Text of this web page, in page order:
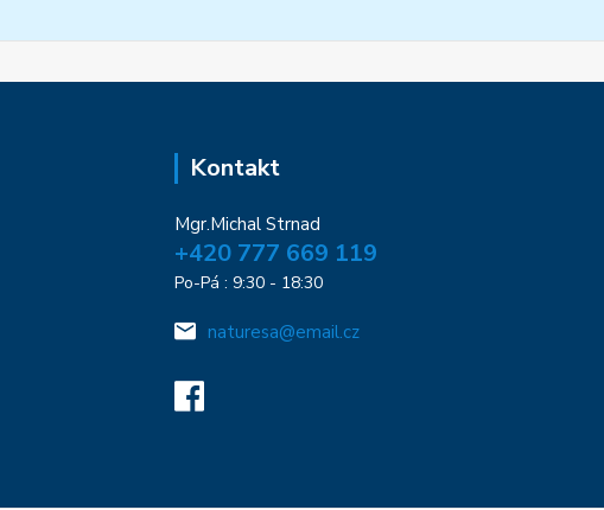
Kontakt
Mgr.Michal Strnad
+420 777 669 119
Po-Pá : 9:30 - 18:30
naturesa@email.cz